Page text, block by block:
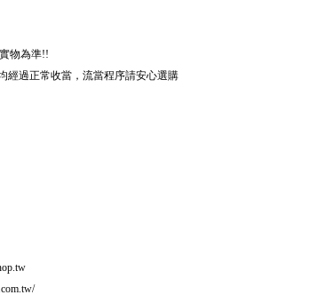
物為準!!
經過正常收當，流當程序請安心選購